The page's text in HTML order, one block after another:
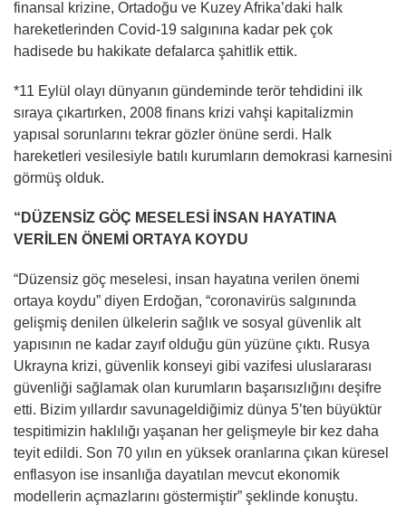
finansal krizine, Ortadoğu ve Kuzey Afrika’daki halk
hareketlerinden Covid-19 salgınına kadar pek çok
hadisede bu hakikate defalarca şahitlik ettik.
*11 Eylül olayı dünyanın gündeminde terör tehdidini ilk
sıraya çıkartırken, 2008 finans krizi vahşi kapitalizmin
yapısal sorunlarını tekrar gözler önüne serdi. Halk
hareketleri vesilesiyle batılı kurumların demokrasi karnesini
görmüş olduk.
“DÜZENSİZ GÖÇ MESELESİ İNSAN HAYATINA
VERİLEN ÖNEMİ ORTAYA KOYDU
“Düzensiz göç meselesi, insan hayatına verilen önemi
ortaya koydu” diyen Erdoğan, “coronavirüs salgınında
gelişmiş denilen ülkelerin sağlık ve sosyal güvenlik alt
yapısının ne kadar zayıf olduğu gün yüzüne çıktı. Rusya
Ukrayna krizi, güvenlik konseyi gibi vazifesi uluslararası
güvenliği sağlamak olan kurumların başarısızlığını deşifre
etti. Bizim yıllardır savunageldiğimiz dünya 5’ten büyüktür
tespitimizin haklılığı yaşanan her gelişmeyle bir kez daha
teyit edildi. Son 70 yılın en yüksek oranlarına çıkan küresel
enflasyon ise insanlığa dayatılan mevcut ekonomik
modellerin açmazlarını göstermiştir” şeklinde konuştu.